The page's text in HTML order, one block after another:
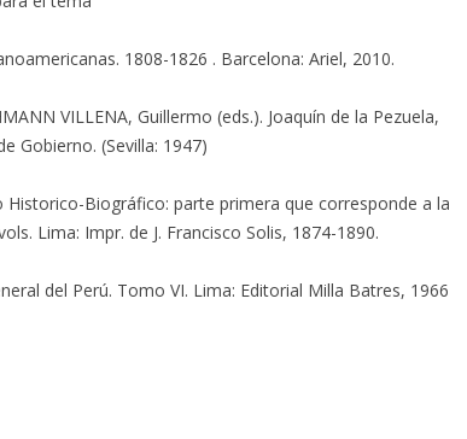
1808-1826 . Barcelona: Ariel, 2010.
VILLENA, Guillermo (eds.). Joaquín de la Pezuela,
Gobierno. (Sevilla: 1947)
Historico-Biográfico: parte primera que corresponde a la
Lima: Impr. de J. Francisco Solis, 1874-1890.
del Perú. Tomo VI. Lima: Editorial Milla Batres, 1966